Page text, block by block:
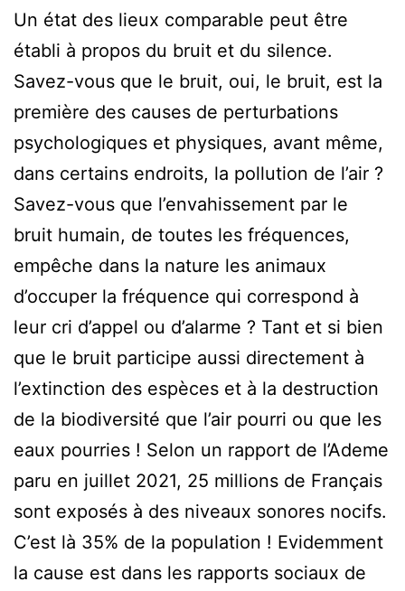
Un état des lieux comparable peut être
établi à propos du bruit et du silence.
Savez-vous que le bruit, oui, le bruit, est la
première des causes de perturbations
psychologiques et physiques, avant même,
dans certains endroits, la pollution de l’air ?
Savez-vous que l’envahissement par le
bruit humain, de toutes les fréquences,
empêche dans la nature les animaux
d’occuper la fréquence qui correspond à
leur cri d’appel ou d’alarme ? Tant et si bien
que le bruit participe aussi directement à
l’extinction des espèces et à la destruction
de la biodiversité que l’air pourri ou que les
eaux pourries ! Selon un rapport de l’Ademe
paru en juillet 2021, 25 millions de Français
sont exposés à des niveaux sonores nocifs.
C’est là 35% de la population ! Evidemment
la cause est dans les rapports sociaux de